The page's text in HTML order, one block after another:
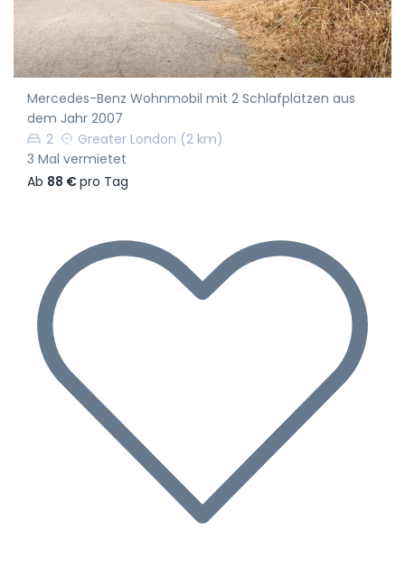
Mercedes-Benz Wohnmobil mit 2 Schlafplätzen aus
dem Jahr 2007
2
Greater London (2 km)
3 Mal vermietet
Ab 88 €pro Tag